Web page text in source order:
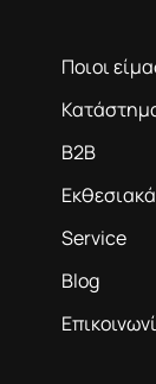
Ποιοι
B2B
Service
Blog